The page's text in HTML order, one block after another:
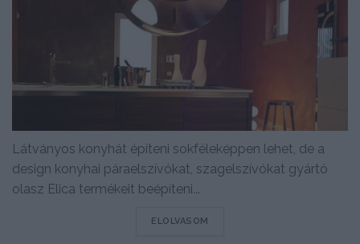
Látványos konyhát építeni sokféleképpen lehet, de a
design konyhai páraelszívókat, szagelszívókat gyártó
olasz Elica termékeit beépíteni...
ELOLVASOM